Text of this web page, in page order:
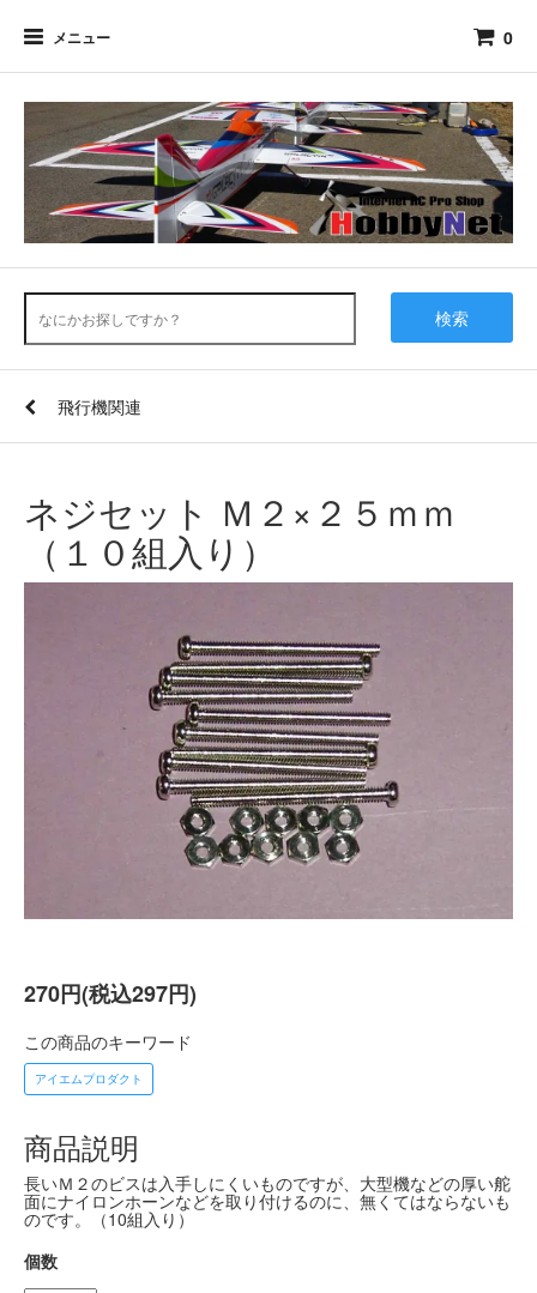
メニュー 0
検索
飛行機関連
ネジセット Ｍ２×２５ｍｍ
（１０組入り）
270円(税込297円)
この商品のキーワード
アイエムプロダクト
商品説明
長いＭ２のビスは入手しにくいものですが、大型機などの厚い舵
面にナイロンホーンなどを取り付けるのに、無くてはならないも
のです。（10組入り）
個数